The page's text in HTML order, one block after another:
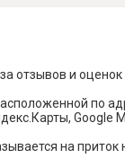
отзывов и
по
Google
на приток